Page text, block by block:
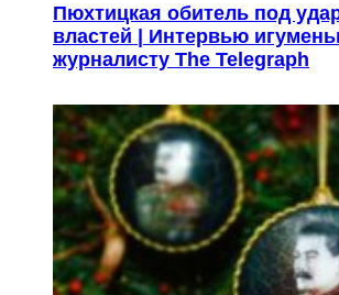
Пюхтицкая обитель под
властей | Интервью
журналисту The Telegraph